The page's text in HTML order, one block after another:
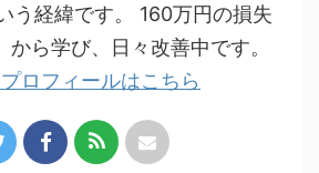
う経緯です。 160万円の損失
から学び、日々改善中です。
ロフィールはこちら